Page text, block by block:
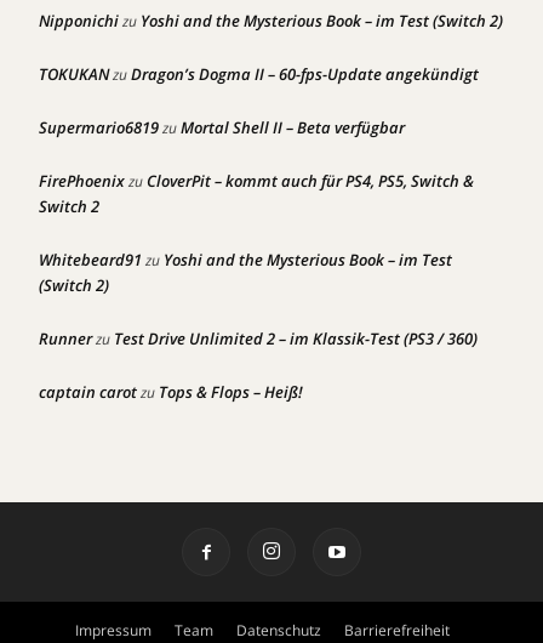
Nipponichizu Yoshi and the Mysterious Book – im Test (Switch 2)
TOKUKANzuDragon’s Dogma II – 60-fps-Update angekündigt
Supermario6819zuMortal Shell II – Beta verfügbar
FirePhoenixzuCloverPit – kommt auch für PS4, PS5, Switch &
Switch 2
Whitebeard91 zu Yoshi and the Mysterious Book – im Test
(Switch 2)
Runnerzu Test Drive Unlimited 2 – im Klassik-Test (PS3 / 360)
captain carotzu Tops & Flops – Heiß!
Impressum Team Datenschutz Barrierefreiheit